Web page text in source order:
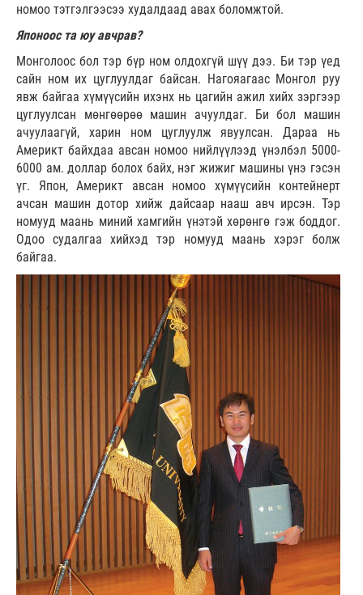
номоо тэтгэлгээсээ худалдаад авах боломжтой.
Японоос та юу авчрав?
Монголоос бол тэр бүр ном олдохгүй шүү дээ. Би тэр үед
сайн ном их цуглуулдаг байсан. Нагояагаас Монгол руу
явж байгаа хүмүүсийн ихэнх нь цагийн ажил хийх зэргээр
цуглуулсан мөнгөөрөө машин ачуулдаг. Би бол машин
ачуулаагүй, харин ном цуглуулж явуулсан. Дараа нь
Америкт байхдаа авсан номоо нийлүүлээд үнэлбэл 5000-
6000 ам. доллар болох байх, нэг жижиг машины үнэ гэсэн
үг. Япон, Америкт авсан номоо хүмүүсийн контейнерт
ачсан машин дотор хийж дайсаар нааш авч ирсэн. Тэр
номууд маань миний хамгийн үнэтэй хөрөнгө гэж боддог.
Одоо судалгаа хийхэд тэр номууд маань хэрэг болж
байгаа.